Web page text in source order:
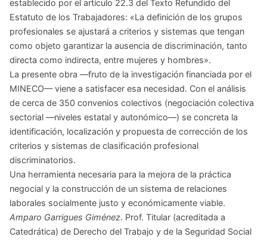
establecido por el artículo 22.3 del Texto Refundido del
Estatuto de los Trabajadores: «La definición de los grupos
profesionales se ajustará a criterios y sistemas que tengan
como objeto garantizar la ausencia de discriminación, tanto
directa como indirecta, entre mujeres y hombres».
La presente obra —fruto de la investigación financiada por el
MINECO— viene a satisfacer esa necesidad. Con el análisis
de cerca de 350 convenios colectivos (negociación colectiva
sectorial —niveles estatal y autonómico—) se concreta la
identificación, localización y propuesta de corrección de los
criterios y sistemas de clasificación profesional
discriminatorios.
Una herramienta necesaria para la mejora de la práctica
negocial y la construcción de un sistema de relaciones
laborales socialmente justo y económicamente viable.
Amparo Garrigues Giménez. Prof. Titular (acreditada a
Catedrática) de Derecho del Trabajo y de la Seguridad Social